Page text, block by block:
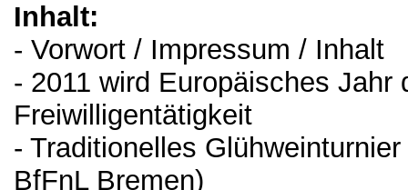
Inhalt:
- Vorwort / Impressum / Inhalt
- 2011 wird Europäisches Jahr
Freiwilligentätigkeit
- Traditionelles
BfFnL Bremen)